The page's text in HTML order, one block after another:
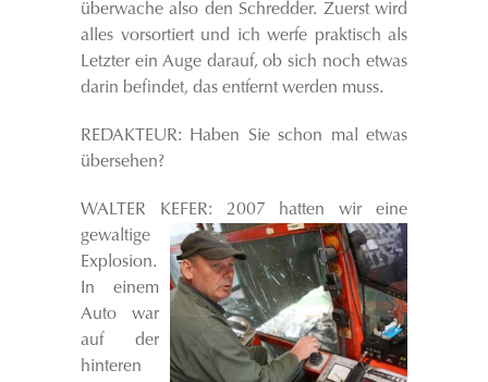
überwache also den Schredder. Zuerst wird
alles vorsortiert und ich werfe praktisch als
Letzter ein Auge darauf, ob sich noch etwas
darin befindet, das entfernt werden muss.
REDAKTEUR: Haben Sie schon mal etwas
übersehen?
WALTER KEFER: 2007 hatten wir eine
gewaltige
Explosion.
In einem
Auto war
auf der
hinteren